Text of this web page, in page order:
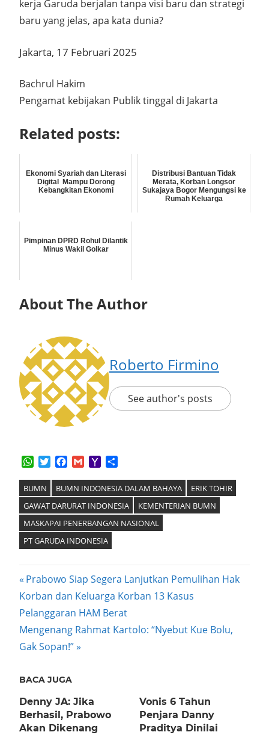
kerja Garuda berjalan tanpa visi baru dan strategi
baru yang jelas, apa kata dunia?
Jakarta, 17 Februari 2025
Bachrul Hakim
Pengamat kebijakan Publik tinggal di Jakarta
Related posts:
Ekonomi Syariah dan Literasi
Digital Mampu Dorong
Kebangkitan Ekonomi
Distribusi Bantuan Tidak
Merata, Korban Longsor
Sukajaya Bogor Mengungsi ke
Rumah Keluarga
Pimpinan DPRD Rohul Dilantik
Minus Wakil Golkar
About The Author
Roberto Firmino
See author's posts
WhatsApp
TwitterFacebook
GmailYahoo
BUMN BUMN INDONESIA DALAM BAHAYA
ERIK TOHIR
GAWAT DARURAT INDONESIA
KEMENTERIAN BUMN
MASKAPAI PENERBANGAN NASIONAL
PT GARUDA INDONESIA
Post
navigation
Previous
Post:
Prabowo Siap Segera Lanjutkan Pemulihan Hak
Korban dan Keluarga Korban 13 Kasus
Pelanggaran HAM Berat
Next
Post:
Mengenang Rahmat Kartolo: “Nyebut Kue Bolu,
Gak Sopan!”
BACA JUGA
Denny JA: Jika
Berhasil, Prabowo
Akan Dikenang
Vonis 6 Tahun
Penjara Danny
Praditya Dinilai